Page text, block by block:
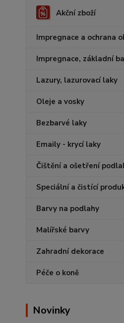
Akční zboží
Impregnace a ochrana
Impregnace, základní
Lazury, lazurovací laky
Oleje a vosky
Bezbarvé laky
Emaily - krycí laky
Čištění a ošetření
Speciální a čistící
Barvy na podlahy
Malířské barvy
Zahradní dekorace
Péče o koně
Novinky